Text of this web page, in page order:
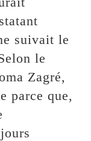
suivait le
le
Zagré,
parce que,